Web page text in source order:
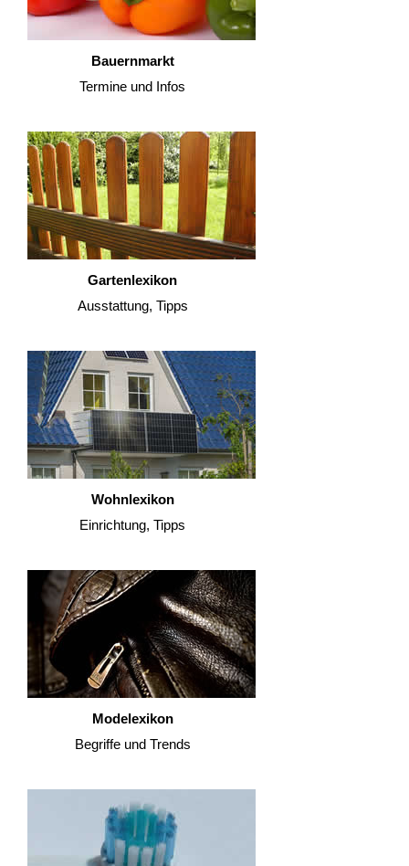
Bauernmarkt
Termine und Infos
Gartenlexikon
Ausstattung, Tipps
Wohnlexikon
Einrichtung, Tipps
Modelexikon
Begriffe und Trends